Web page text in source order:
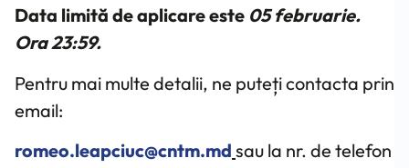
Data limită de aplicare este 05 februarie.
Ora 23:59.
Pentru mai multe detalii, ne puteți contacta prin
email:
romeo.leapciuc@cntm.md sau la nr. de telefon